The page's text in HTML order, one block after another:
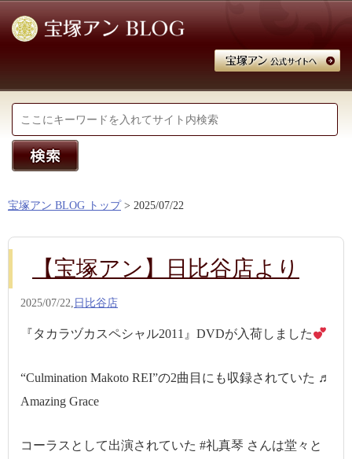
宝塚アン BLOG トップ > 2025/07/22
【宝塚アン】日比谷店より
2025/07/22, 日比谷店
『タカラヅカスペシャル2011』DVDが入荷しました
“Culmination Makoto REI”の2曲目にも収録されていた ♬
Amazing Grace
コーラスとして出演されていた #礼真琴 さんは堂々と